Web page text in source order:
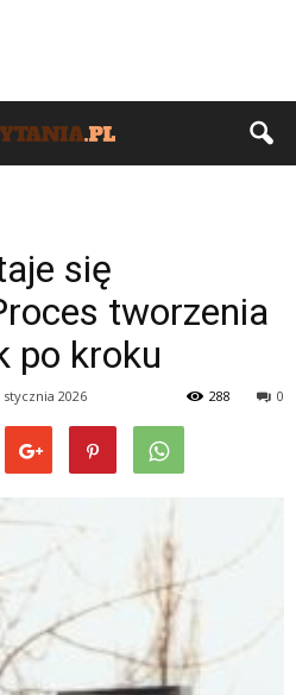
się
tworzenia
po kroku
stycznia 2026 0
288